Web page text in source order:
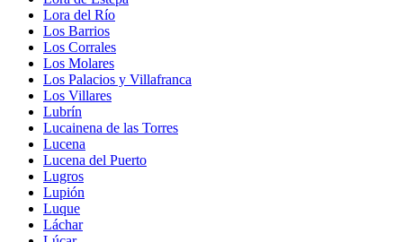
Lora del Río
Los Barrios
Los Corrales
Los Molares
Los Palacios y Villafranca
Los Villares
Lubrín
Lucainena de las Torres
Lucena
Lucena del Puerto
Lugros
Lupión
Luque
Láchar